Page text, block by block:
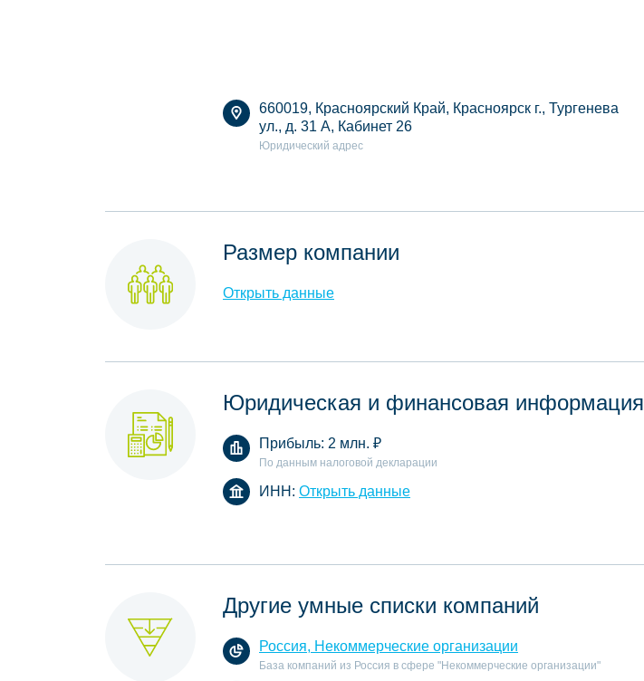
660019, Красноярский Край, Красноярск г., Тургенева
ул., д. 31 А, Кабинет 26
Юридический адрес
Размер компании
Открыть данные
Юридическая и финансовая информация
Прибыль: 2 млн. ₽
По данным налоговой декларации
ИНН: Открыть данные
Другие умные списки компаний
Россия, Некоммерческие организации
База компаний из Россия в сфере "Некоммерческие организации"